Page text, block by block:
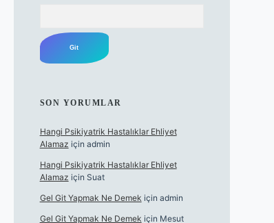
SON YORUMLAR
Hangi Psikiyatrik Hastalıklar Ehliyet
Alamaz için admin
Hangi Psikiyatrik Hastalıklar Ehliyet
Alamaz için Suat
Gel Git Yapmak Ne Demek için admin
Gel Git Yapmak Ne Demek için Mesut